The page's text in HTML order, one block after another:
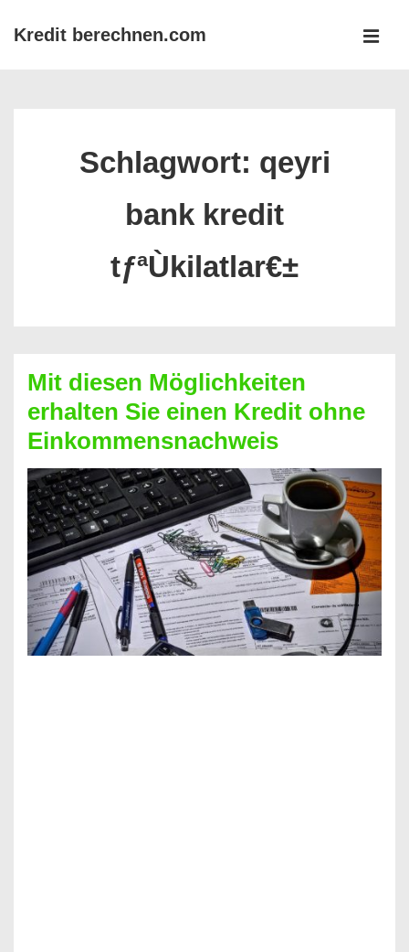
ZumKredit berechnen.com
Schlagwort: qeyri
bank kredit
tƒªÙkilatlar€±
Mit diesen Möglichkeiten
erhalten Sie einen Kredit ohne
Einkommensnachweis